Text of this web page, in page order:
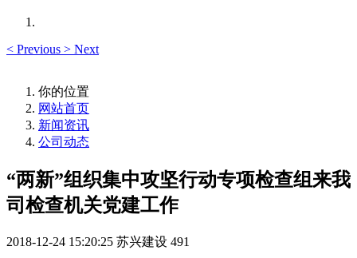
< Previous > Next
你的位置
网站首页
新闻资讯
公司动态
“两新”组织集中攻坚行动专项检查组来我
司检查机关党建工作
2018-12-24 15:20:25 苏兴建设 491